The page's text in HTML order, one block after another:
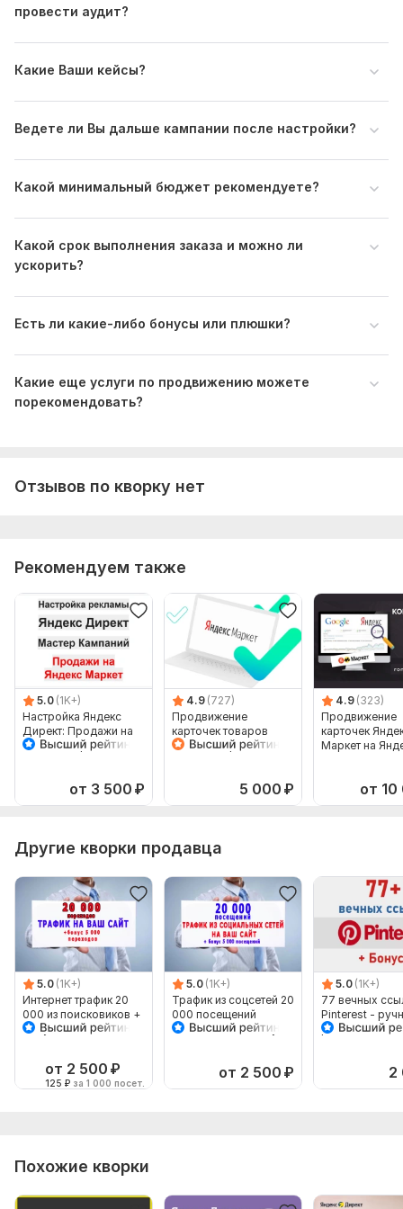
ВАЖНО!!! СМОТРИТЕ КЕЙС 16.jpg
ВАЖНО!!! СМОТРИТЕ КЕЙС 11.jpg
ВАЖНО!!! СМОТРИТЕ КЕЙС 14.jpg
ВАЖНО!!! СМОТРИТЕ КЕЙС 13.jpg
ВАЖНО!!! СМОТРИТЕ КЕЙС 15.jpg
ВАЖНО!!! СМОТРИТЕ КЕЙС 17.jpg
ВАЖНО!!! СМОТРИТЕ КЕЙС 18.jpg
ВАЖНО!!! СМОТРИТЕ КЕЙС 20.jpg
ВАЖНО!!! СМОТРИТЕ КЕЙС 19.jpg
Тип:
Создание и настройка
провести аудит?
Какие Ваши кейсы?
Ведете ли Вы дальше кампании после настройки?
Какой минимальный бюджет рекомендуете?
Какой срок выполнения заказа и можно ли
ускорить?
Есть ли какие-либо бонусы или плюшки?
Какие еще услуги по продвижению можете
порекомендовать?
Отзывов по кворку нет
Рекомендуем также
5.0 (1K+)
Настройка Яндекс
Директ: Продажи на
Яндекс Маркет
от 3 500 ₽
4.9 (727)
Продвижение
карточек товаров
Яндекс Маркет в
5 000 ₽
4.9 (323)
Продвижение
карточек
Маркет на
от
Другие кворки продавца
5.0 (1K+)
Интернет трафик 20
000 из поисковиков +
бонус 5 тыс
от 2 500 ₽
125 ₽ за 1 000 посет.
5.0 (1K+)
Трафик из соцсетей 20
000 посещений
Вашего сайта+бонус 5
от 2 500 ₽
5.0 (1K+)
77 вечных
Pinterest -
размещение +
2
Похожие кворки